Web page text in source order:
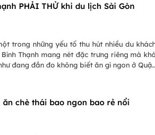
PHẢI THỬ khi du lịch Sài Gòn
trong những yếu tố thu hút nhiều du
Thạnh mang nét đặc trưng riêng mà khó
đang đắn đo không biết ăn gì ngon ở
chè thái bao ngon bao rẻ nổi